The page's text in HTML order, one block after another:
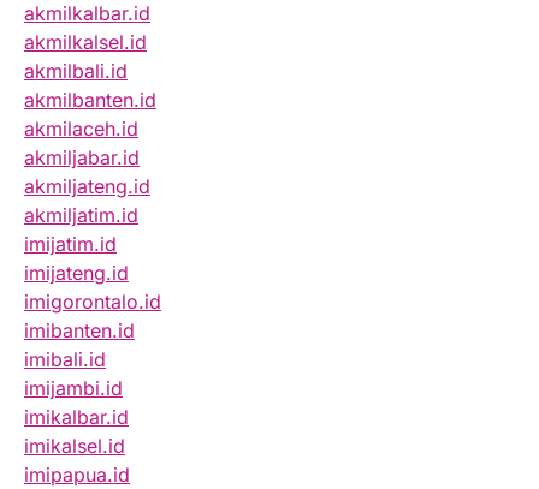
akmilkalbar.id
akmilkalsel.id
akmilbali.id
akmilbanten.id
akmilaceh.id
akmiljabar.id
akmiljateng.id
akmiljatim.id
imijatim.id
imijateng.id
imigorontalo.id
imibanten.id
imibali.id
imijambi.id
imikalbar.id
imikalsel.id
imipapua.id